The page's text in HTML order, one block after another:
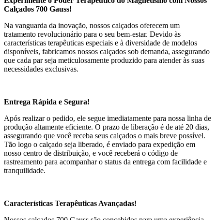
Calçados 700 Gauss!
Na vanguarda da inovação, nossos calçados oferecem um
tratamento revolucionário para o seu bem-estar. Devido às
características terapêuticas especiais e à diversidade de modelos
disponíveis, fabricamos nossos calçados sob demanda, assegurando
que cada par seja meticulosamente produzido para atender às suas
necessidades exclusivas.
Entrega Rápida e Segura!
Após realizar o pedido, ele segue imediatamente para nossa linha de
produção altamente eficiente. O prazo de liberação é de até 20 dias,
assegurando que você receba seus calçados o mais breve possível.
Tão logo o calçado seja liberado, é enviado para expedição em
nosso centro de distribuição, e você receberá o código de
rastreamento para acompanhar o status da entrega com facilidade e
tranquilidade.
Características Terapêuticas Avançadas!